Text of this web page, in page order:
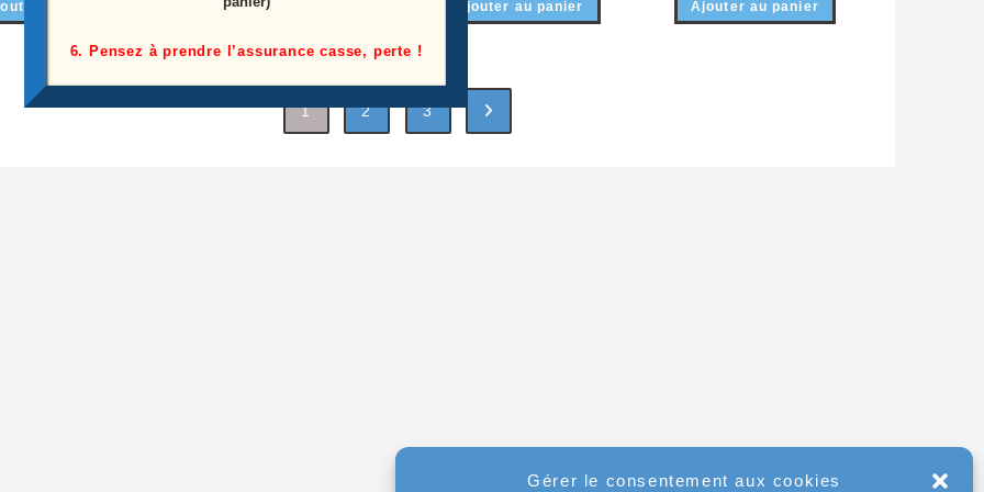
Gérer le consentement aux cookies
au panier Ajouter au panier Ajouter au panier
1 2 3
6. Pensez à prendre l’assurance casse, perte !